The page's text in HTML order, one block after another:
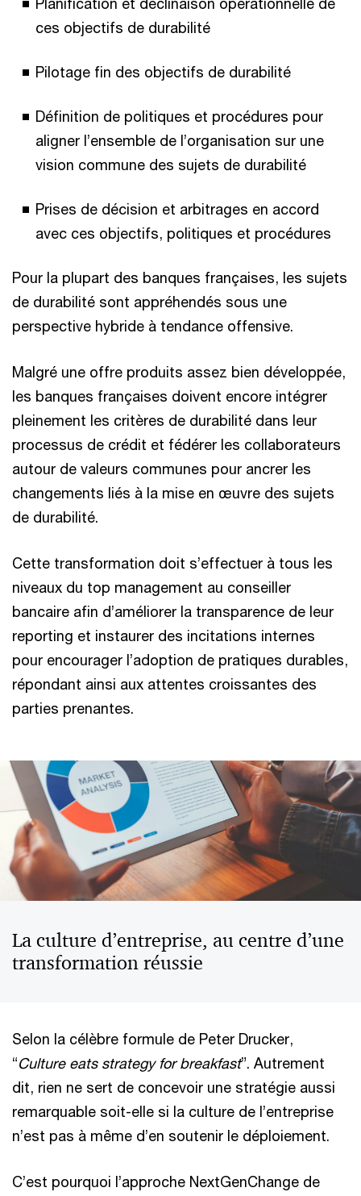
ces objectifs de durabilité
Pilotage fin des objectifs de durabilité
Définition de politiques et procédures pour
aligner l’ensemble de l’organisation sur une
vision commune des sujets de durabilité
Prises de décision et arbitrages en accord
avec ces objectifs, politiques et procédures
Pour la plupart des banques françaises, les sujets
de durabilité sont appréhendés sous une
perspective hybride à tendance offensive.
Malgré une offre produits assez bien développée,
les banques françaises doivent encore intégrer
pleinement les critères de durabilité dans leur
processus de crédit et fédérer les collaborateurs
autour de valeurs communes pour ancrer les
changements liés à la mise en œuvre des sujets
de durabilité.
Cette transformation doit s’effectuer à tous les
niveaux du top management au conseiller
bancaire afin d’améliorer la transparence de leur
reporting et instaurer des incitations internes
pour encourager l’adoption de pratiques durables,
répondant ainsi aux attentes croissantes des
parties prenantes.
La culture d’entreprise, au centre d’une
transformation réussie
Selon la célèbre formule de Peter Drucker,
“Culture eats strategy for breakfast”. Autrement
dit, rien ne sert de concevoir une stratégie aussi
remarquable soit-elle si la culture de l’entreprise
n’est pas à même d’en soutenir le déploiement.
C’est pourquoi l’approche NextGenChange de